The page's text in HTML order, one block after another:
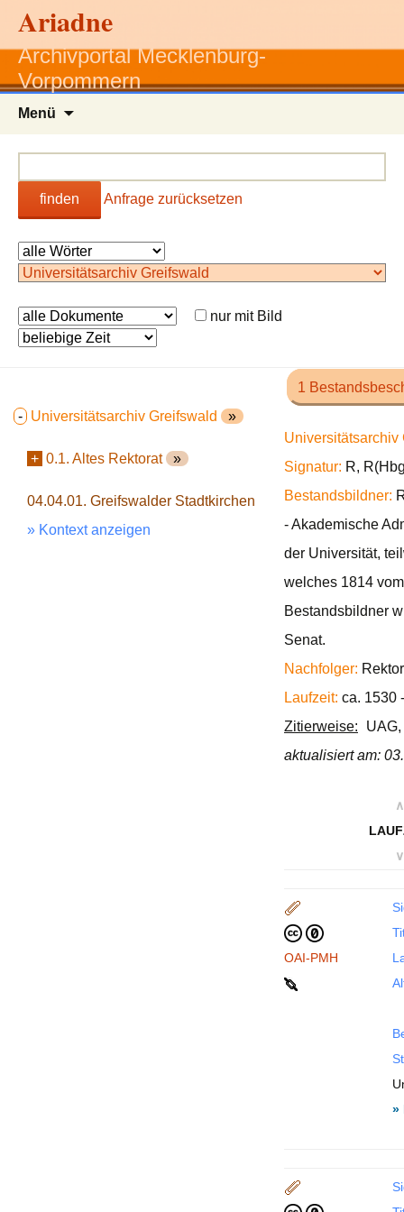
Ariadne
Archivportal Mecklenburg-
Vorpommern
Menü
finden Anfrage zurücksetzen
nur mit Bild
- Universitätsarchiv Greifswald »
+ 0.1. Altes Rektorat »
04.04.01. Greifswalder Stadtkirchen
» Kontext anzeigen
1
Signatur: R,
Bestandsbildner:
- Akademische
der Universität,
welches 1814
Bestandsbildner
Senat.
Nachfolger:
Laufzeit: ca. 1530
Zitierweise:
aktualisiert am:
∧
∨
OAI-PMH
»